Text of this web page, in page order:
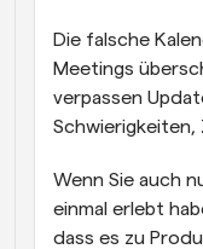
Die falsche
Meetings
verpassen
Schwierigkeiten,
Wenn Sie auch
einmal erlebt
dass es zu